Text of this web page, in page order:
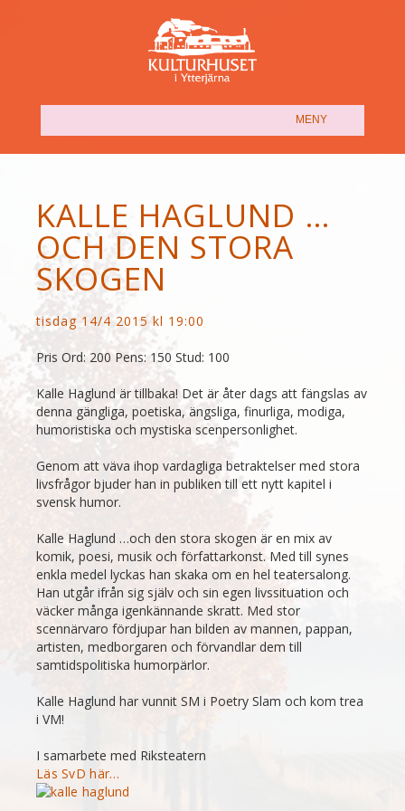
MENY
KALLE HAGLUND …
OCH DEN STORA
SKOGEN
tisdag 14/4 2015 kl 19:00
Pris Ord: 200 Pens: 150 Stud: 100
Kalle Haglund är tillbaka! Det är åter dags att fängslas av
denna gängliga, poetiska, ängsliga, finurliga, modiga,
humoristiska och mystiska scenpersonlighet.
Genom att väva ihop vardagliga betraktelser med stora
livsfrågor bjuder han in publiken till ett nytt kapitel i
svensk humor.
Kalle Haglund …och den stora skogen är en mix av
komik, poesi, musik och författarkonst. Med till synes
enkla medel lyckas han skaka om en hel teatersalong.
Han utgår ifrån sig själv och sin egen livssituation och
väcker många igenkännande skratt. Med stor
scennärvaro fördjupar han bilden av mannen, pappan,
artisten, medborgaren och förvandlar dem till
samtidspolitiska humorpärlor.
Kalle Haglund har vunnit SM i Poetry Slam och kom trea
i VM!
I samarbete med Riksteatern
Läs SvD här…